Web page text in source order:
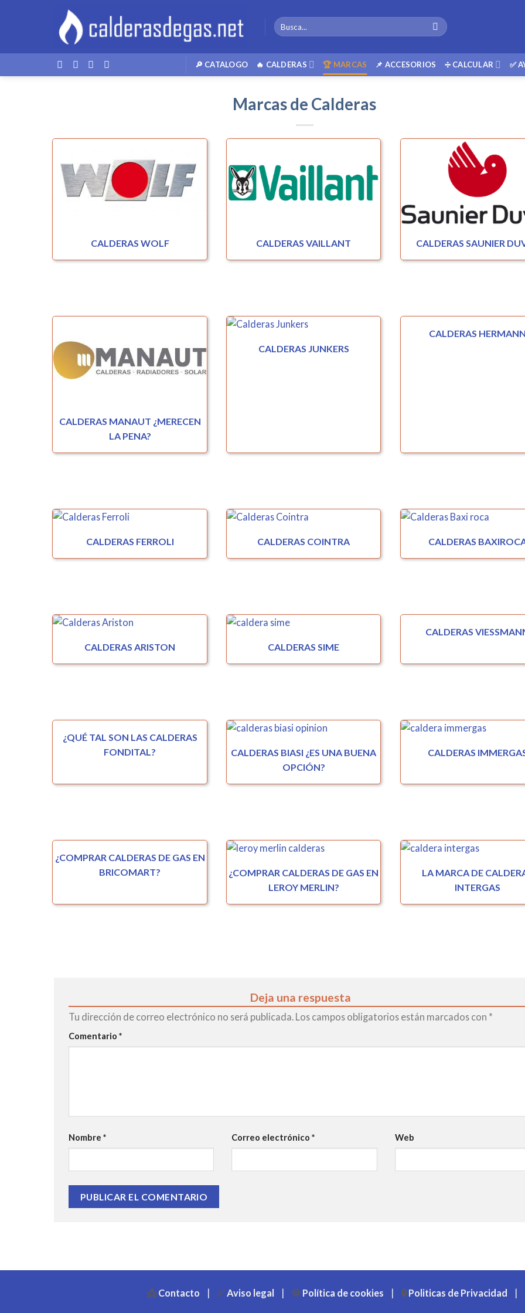
Buscar
por:
🔎 CATALOGO 🔥 CALDERAS 🏆 MARCAS 📌 ACCESORIOS ➗ CALCULAR ✅
Marcas de Calderas
CALDERAS WOLF CALDERAS VAILLANT CALDERAS SAUNIER
CALDERAS MANAUT ¿MERECEN
LA PENA?
CALDERAS JUNKERS
CALDERAS
CALDERAS FERROLI CALDERAS COINTRA CALDERAS
CALDERAS ARISTON CALDERAS SIME
CALDERAS
¿QUÉ TAL SON LAS CALDERAS
FONDITAL?
CALDERAS BIASI ¿ES UNA BUENA
OPCIÓN?
CALDERAS
¿COMPRAR CALDERAS DE GAS EN
BRICOMART?
¿COMPRAR CALDERAS DE GAS EN
LEROY MERLIN?
LA MARCA DE
INTERGAS
Deja una respuesta
Tu dirección de correo electrónico no será publicada. Los campos obligatorios están marcados con *
Comentario *
Nombre * Correo electrónico* Web
📩 Contacto | ✅ Aviso legal | 🍪 Política de cookies | 🔒Politicas de Privacidad |